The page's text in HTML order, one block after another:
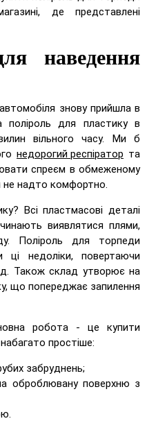
де представлені
наведення
знову прийшла в
для пластику в
вільного часу. Ми б
недорогий респіратор та
спреєм в обмеженому
не надто комфортно.
Всі пластмасові деталі
виявлятися плями,
Поліроль для торпеди
ці недоліки, повертаючи
Також склад утворює на
що попереджає запилення
робота - це купити
простіше:
забруднень;
оброблювану поверхню з